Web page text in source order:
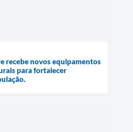
recebe novos equipamentos
para fortalecer